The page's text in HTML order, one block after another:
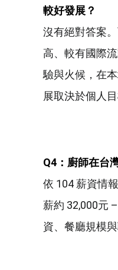
較好發展？
沒有絕對答案
高、較有國際
驗與火候，在
展取決於個人目
Q4：廚師在台
依 104 薪資情
薪約 32,000元
資、餐廳規模